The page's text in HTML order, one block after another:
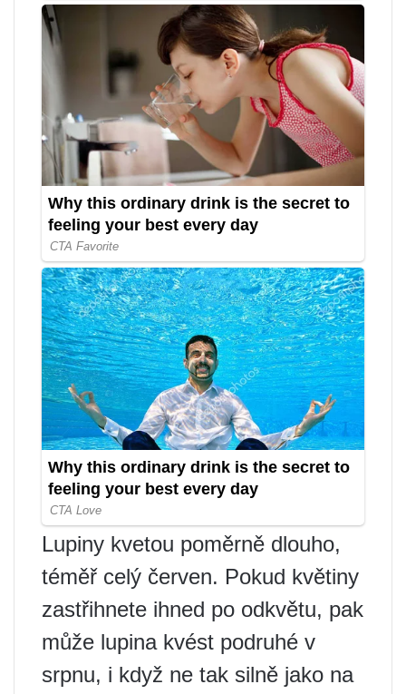
Lupiny kvetou poměrně dlouho,
téměř celý červen. Pokud květiny
zastřihnete ihned po odkvětu, pak
může lupina kvést podruhé v
srpnu, i když ne tak silně jako na